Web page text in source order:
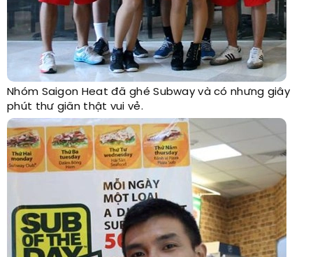
Nhóm Saigon Heat đã ghé Subway và có nhưng giây
phút thư giãn thật vui vẻ.